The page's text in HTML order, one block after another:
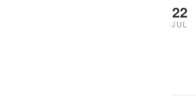
22
JUL